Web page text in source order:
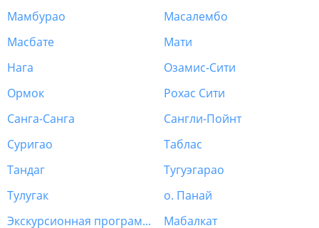
Мамбурао
Масалембо
Масбате
Мати
Нага
Озамис-Сити
Ормок
Рохас Сити
Санга-Санга
Сангли-Пойнт
Суригао
Таблас
Тандаг
Тугуэгарао
Тулугак
о. Панай
Экскурсионная программа Филиппины
Мабалкат